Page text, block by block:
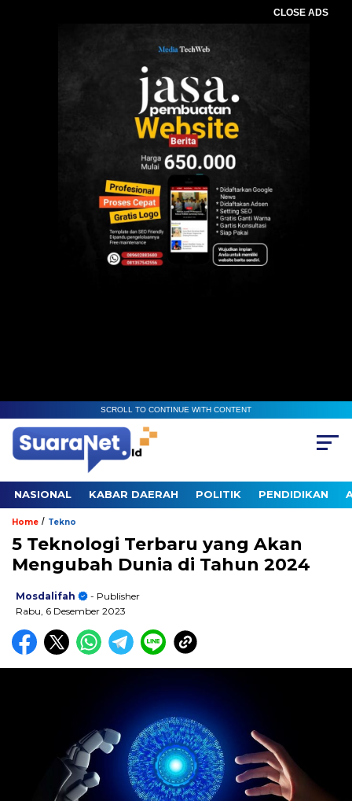
CLOSE ADS
SCROLL TO CONTINUE WITH CONTENT
NASIONAL KABAR DAERAH POLITIK PENDIDIKAN
Home / Tekno
5 Teknologi Terbaru yang Akan
Mengubah Dunia di Tahun 2024
Mosdalifah
- Publisher
Rabu, 6 Desember 2023